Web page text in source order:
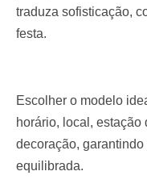
traduza sofisticação,
festa.
Escolher o modelo
horário, local, estação
decoração,
equilibrada.